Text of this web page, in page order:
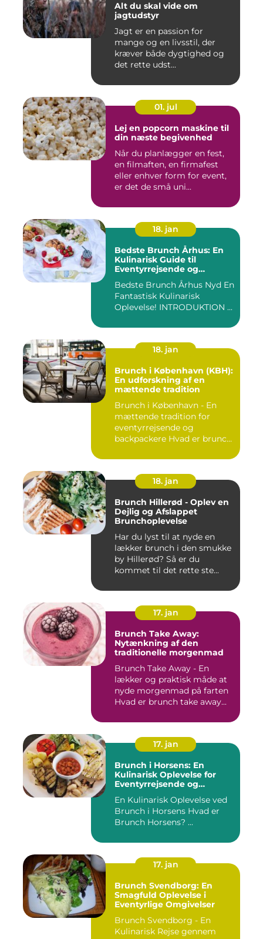
Alt du skal vide om
jagtudstyr
Jagt er en passion for
mange og en livsstil, der
kræver både dygtighed og
det rette udst...
01. jul
Lej en popcorn maskine til
din næste begivenhed
Når du planlægger en fest,
en filmaften, en firmafest
eller enhver form for event,
er det de små uni...
18. jan
Bedste Brunch Århus: En
Kulinarisk Guide til
Eventyrrejsende og
Bedste Brunch Århus Nyd En
Fantastisk Kulinarisk
Oplevelse! INTRODUKTION ...
18. jan
Brunch i København (KBH):
En udforskning af en
mættende tradition
Brunch i København - En
mættende tradition for
eventyrrejsende og
backpackere Hvad er brunch
18. jan
Brunch Hillerød - Oplev en
Dejlig og Afslappet
Brunchoplevelse
Har du lyst til at nyde en
lækker brunch i den smukke
by Hillerød? Så er du
kommet til det rette ste...
17. jan
Brunch Take Away:
Nytænkning af den
traditionelle morgenmad
Brunch Take Away - En
lækker og praktisk måde at
nyde morgenmad på farten
Hvad er brunch take away...
17. jan
Brunch i Horsens: En
Kulinarisk Oplevelse for
Eventyrrejsende og
En Kulinarisk Oplevelse ved
Brunch i Horsens Hvad er
Brunch Horsens? ...
17. jan
Brunch Svendborg: En
Smagfuld Oplevelse i
Eventyrlige Omgivelser
Brunch Svendborg - En
Kulinarisk Rejse gennem